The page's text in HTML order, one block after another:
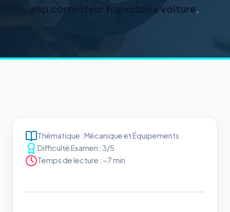
esp correcteur trajectoire voiture.
Thématique : Mécanique et Équipements
Difficulté Examen : 3/5
Temps de lecture : ~7 min